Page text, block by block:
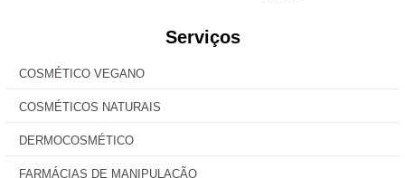
Serviços
COSMÉTICO VEGANO
COSMÉTICOS NATURAIS
DERMOCOSMÉTICO
FARMÁCIAS DE MANIPULAÇÃO